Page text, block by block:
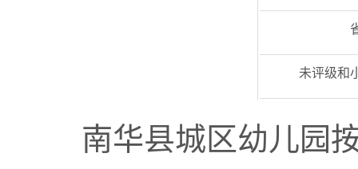
未评级和
南华县城区幼儿园